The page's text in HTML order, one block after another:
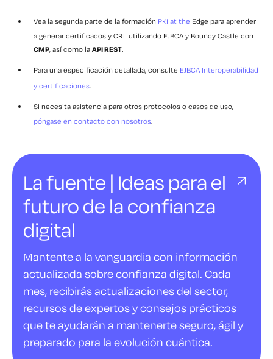
Vea la segunda parte de la formación PKI at the Edge para aprender
a generar certificados y CRL utilizando EJBCA y Bouncy Castle con
CMP, así como la API REST.
Para una especificación detallada, consulte EJBCA Interoperabilidad
y certificaciones.
Si necesita asistencia para otros protocolos o casos de uso,
póngase en contacto con nosotros.
La fuente | Ideas para el
futuro de la confianza
digital
Mantente a la vanguardia con información
actualizada sobre confianza digital. Cada
mes, recibirás actualizaciones del sector,
recursos de expertos y consejos prácticos
que te ayudarán a mantenerte seguro, ágil y
preparado para la evolución cuántica.